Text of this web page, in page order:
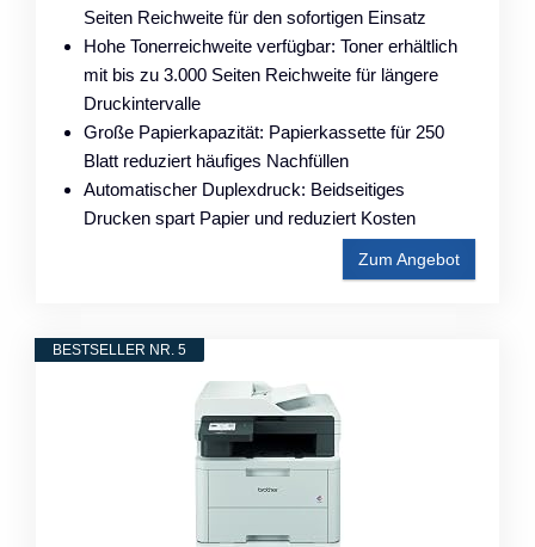
Seiten Reichweite für den sofortigen Einsatz
Hohe Tonerreichweite verfügbar: Toner erhältlich
mit bis zu 3.000 Seiten Reichweite für längere
Druckintervalle
Große Papierkapazität: Papierkassette für 250
Blatt reduziert häufiges Nachfüllen
Automatischer Duplexdruck: Beidseitiges
Drucken spart Papier und reduziert Kosten
Zum Angebot
BESTSELLER NR. 5